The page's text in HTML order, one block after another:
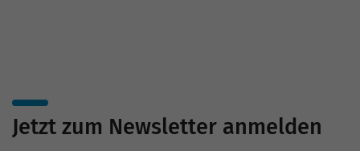
Jetzt zum Newsletter anmelden